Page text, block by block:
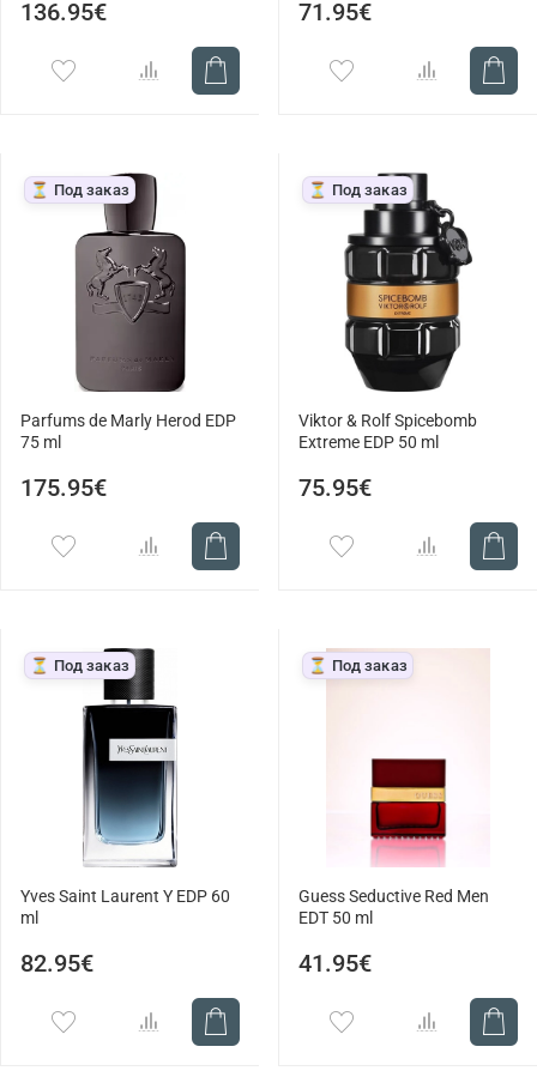
136.95€ 71.95€
⏳ Под заказ
Parfums de Marly Herod EDP
75 ml
175.95€
⏳ Под заказ
Viktor & Rolf Spicebomb
Extreme EDP 50 ml
75.95€
⏳ Под заказ
Yves Saint Laurent Y EDP 60
ml
82.95€
⏳ Под заказ
Guess Seductive Red Men
EDT 50 ml
41.95€